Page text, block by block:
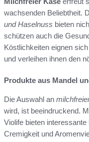
wachsenden Beliebtheit.
und Haselnuss bieten
schützen auch die
Köstlichkeiten eignen
und verleihen ihnen den
Produkte aus Mandel
Die Auswahl an
wird, ist beeindruckend.
Violife bieten
Cremigkeit und